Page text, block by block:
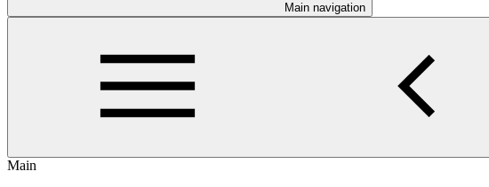
Main navigation
Main